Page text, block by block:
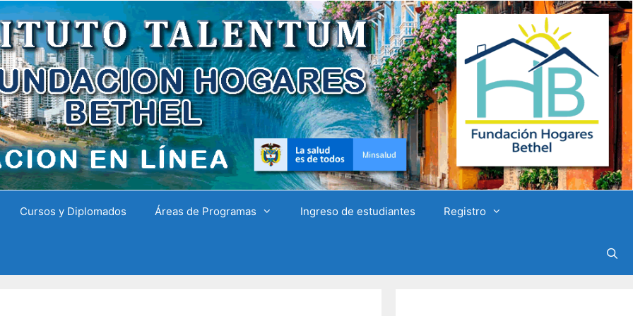
Cursos y Diplomados Áreas de Programas Ingreso de estudiantes Registro